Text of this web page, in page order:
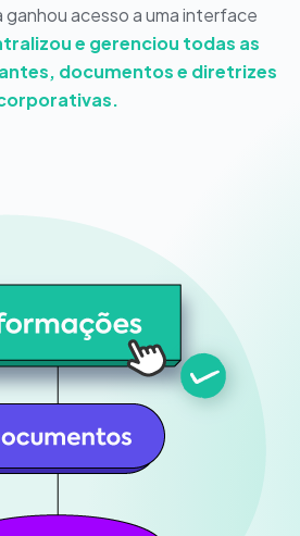
ganhou acesso a uma interface
e gerenciou todas as
documentos e diretrizes